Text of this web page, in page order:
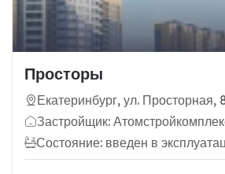
Просторы
Екатеринбург, ул. Просторная,
Застройщик:
Состояние: введен в